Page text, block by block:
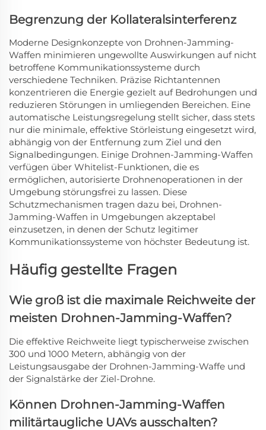
Begrenzung der Kollateralsinterferenz
Moderne Designkonzepte von Drohnen-Jamming-
Waffen minimieren ungewollte Auswirkungen auf nicht
betroffene Kommunikationssysteme durch
verschiedene Techniken. Präzise Richtantennen
konzentrieren die Energie gezielt auf Bedrohungen und
reduzieren Störungen in umliegenden Bereichen. Eine
automatische Leistungsregelung stellt sicher, dass stets
nur die minimale, effektive Störleistung eingesetzt wird,
abhängig von der Entfernung zum Ziel und den
Signalbedingungen. Einige Drohnen-Jamming-Waffen
verfügen über Whitelist-Funktionen, die es
ermöglichen, autorisierte Drohnenoperationen in der
Umgebung störungsfrei zu lassen. Diese
Schutzmechanismen tragen dazu bei, Drohnen-
Jamming-Waffen in Umgebungen akzeptabel
einzusetzen, in denen der Schutz legitimer
Kommunikationssysteme von höchster Bedeutung ist.
Häufig gestellte Fragen
Wie groß ist die maximale Reichweite der
meisten Drohnen-Jamming-Waffen?
Die effektive Reichweite liegt typischerweise zwischen
300 und 1000 Metern, abhängig von der
Leistungsausgabe der Drohnen-Jamming-Waffe und
der Signalstärke der Ziel-Drohne.
Können Drohnen-Jamming-Waffen
militärtaugliche UAVs ausschalten?